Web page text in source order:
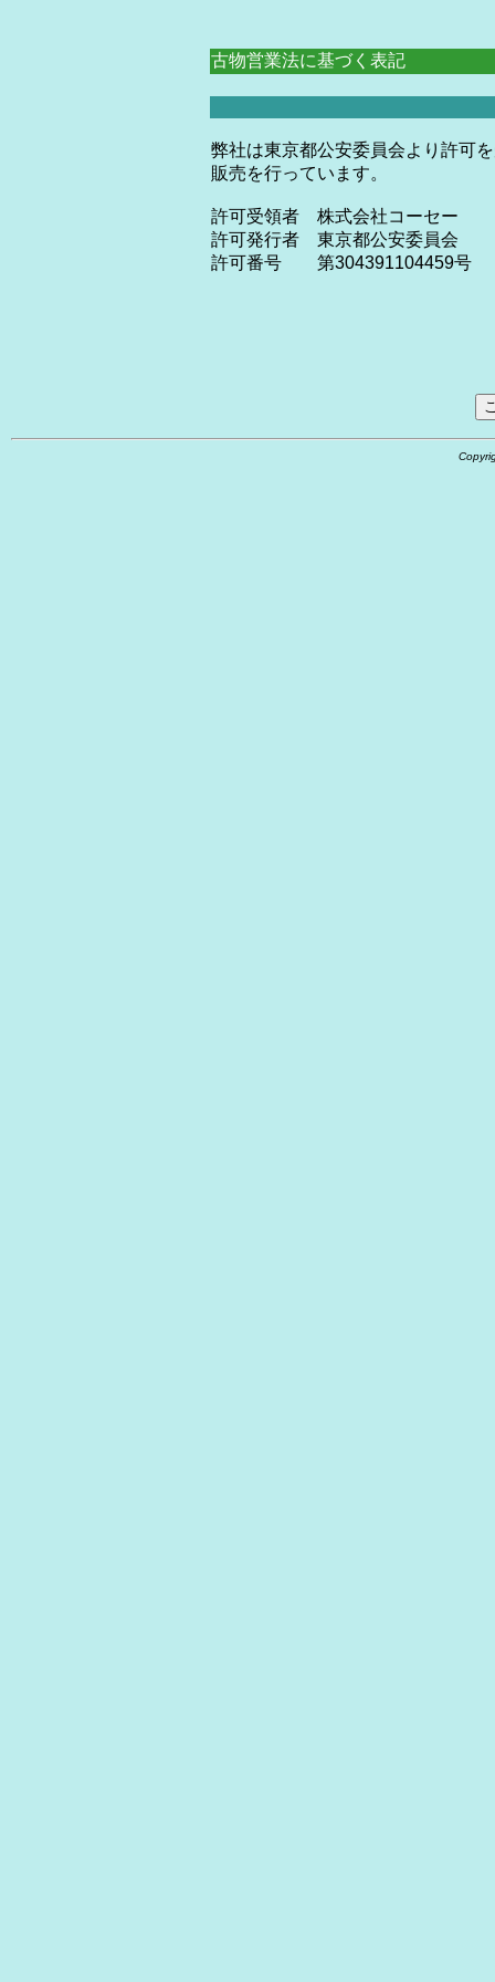
古物営業法に基づく表記
弊社は東京都公安委員会より許可
販売を行っています。
許可受領者 株式会社コーセー
許可発行者 東京都公安委員会
許可番号 第304391104459号